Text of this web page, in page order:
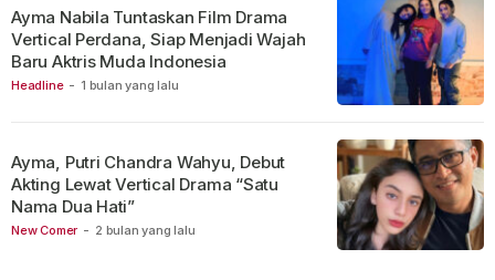
Headline - 1 bulan yang lalu
Ayma Nabila Tuntaskan Film Drama
Vertical Perdana, Siap Menjadi Wajah
Baru Aktris Muda Indonesia
New Comer - 2 bulan yang lalu
Ayma, Putri Chandra Wahyu, Debut
Akting Lewat Vertical Drama “Satu
Nama Dua Hati”